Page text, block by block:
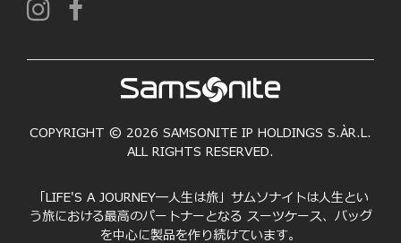
COPYRIGHT © 2026 SAMSONITE IP HOLDINGS S.ÀR.L.
ALL RIGHTS RESERVED.
「LIFE'S A JOURNEY―人生は旅」サムソナイトは人生とい
う旅における最高のパートナーとなる スーツケース、バッグ
を中心に製品を作り続けています。